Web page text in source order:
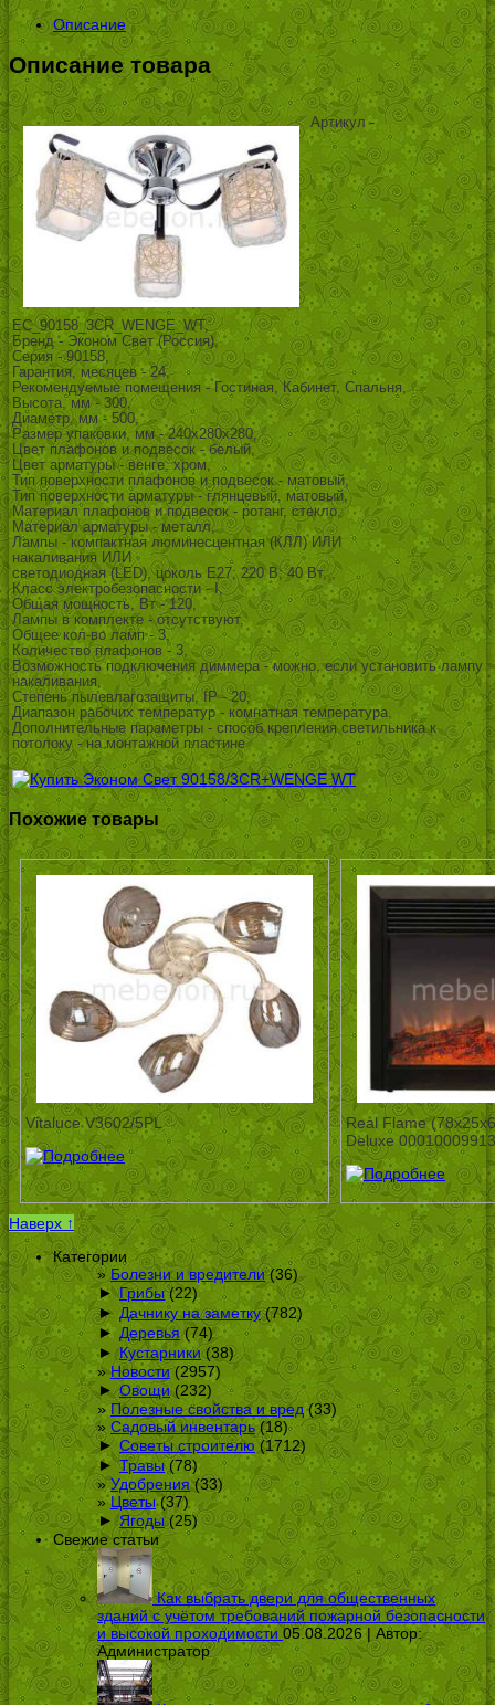
Описание
Описание товара
Артикул -
EC_90158_3CR_WENGE_WT,
Бренд - Эконом Свет (Россия),
Серия - 90158,
Гарантия, месяцев - 24,
Рекомендуемые помещения - Гостиная, Кабинет, Спальня,
Высота, мм - 300,
Диаметр, мм - 500,
Размер упаковки, мм - 240x280x280,
Цвет плафонов и подвесок - белый,
Цвет арматуры - венге, хром,
Тип поверхности плафонов и подвесок - матовый,
Тип поверхности арматуры - глянцевый, матовый,
Материал плафонов и подвесок - ротанг, стекло,
Материал арматуры - металл,
Лампы - компактная люминесцентная (КЛЛ) ИЛИ
накаливания ИЛИ
светодиодная (LED), цоколь E27; 220 В; 40 Вт, ,
Класс электробезопасности - I,
Общая мощность, Вт - 120,
Лампы в комплекте - отсутствуют,
Общее кол-во ламп - 3,
Количество плафонов - 3,
Возможность подключения диммера - можно, если установить лампу
накаливания,
Степень пылевлагозащиты, IP - 20,
Диапазон рабочих температур - комнатная температура,
Дополнительные параметры - способ крепления светильника к
потолоку - на монтажной пластине
Похожие товары
Vitaluce V3602/5PL
Real Flame
Deluxe 00010009913
Наверх ↑
Категории
Болезни и вредители(36)
► Грибы(22)
► Дачнику на заметку(782)
► Деревья(74)
► Кустарники(38)
Новости(2957)
► Овощи(232)
Полезные свойства и вред(33)
Садовый инвентарь(18)
► Советы строителю (1712)
► Травы(78)
Удобрения(33)
Цветы(37)
► Ягоды(25)
Свежие статьи
Как выбрать двери для общественных
зданий с учётом требований пожарной безопасности
и высокой проходимости 05.08.2026 | Автор:
Администратор